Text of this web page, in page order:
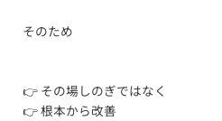
そのため
👉 その場しのぎではなく
👉 根本から改善